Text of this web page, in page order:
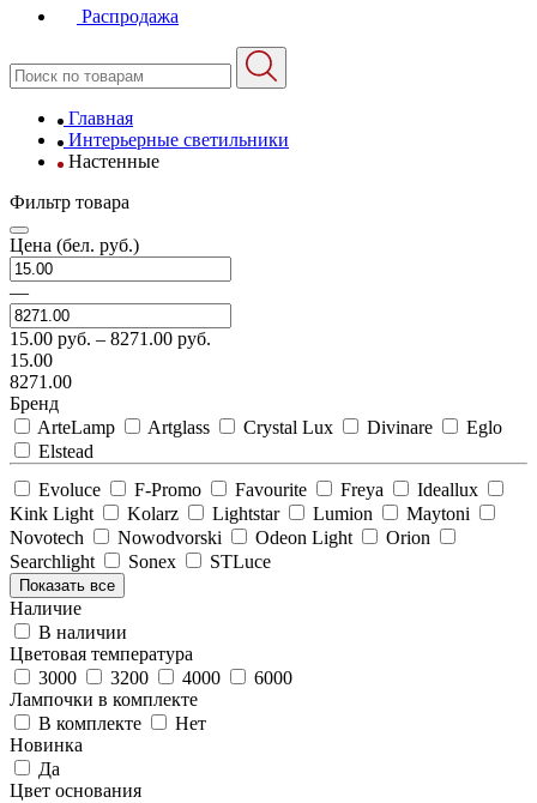
Распродажа
Главная
Интерьерные светильники
Настенные
Фильтр товара
Цена (бел. руб.)
—
15.00 руб. – 8271.00 руб.
15.00
8271.00
Бренд
ArteLamp
Artglass Crystal Lux Divinare
Eglo
Elstead
Evoluce
F-Promo Favourite Freya
Ideallux
Kink Light
Kolarz Lightstar Lumion
Maytoni
Novotech
Nowodvorski Odeon Light
Orion
Searchlight
Sonex STLuce
Показать все
Наличие
В наличии
Цветовая температура
3000
3200 4000
6000
Лампочки в комплекте
В комплекте
Нет
Новинка
Да
Цвет основания